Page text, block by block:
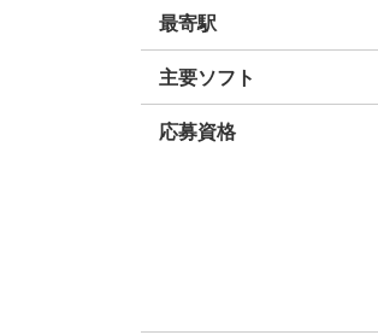
最寄駅
主要ソフト
応募資格